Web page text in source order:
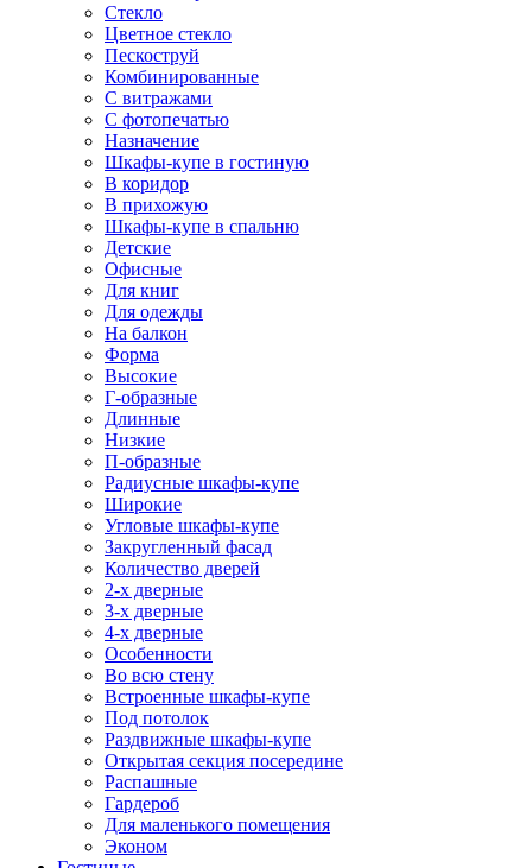
Стекло
Цветное стекло
Пескоструй
Комбинированные
С витражами
С фотопечатью
Назначение
Шкафы-купе в гостиную
В коридор
В прихожую
Шкафы-купе в спальню
Детские
Офисные
Для книг
Для одежды
На балкон
Форма
Высокие
Г-образные
Длинные
Низкие
П-образные
Радиусные шкафы-купе
Широкие
Угловые шкафы-купе
Закругленный фасад
Количество дверей
2-х дверные
3-х дверные
4-х дверные
Особенности
Во всю стену
Встроенные шкафы-купе
Под потолок
Раздвижные шкафы-купе
Открытая секция посередине
Распашные
Гардероб
Для маленького помещения
Эконом